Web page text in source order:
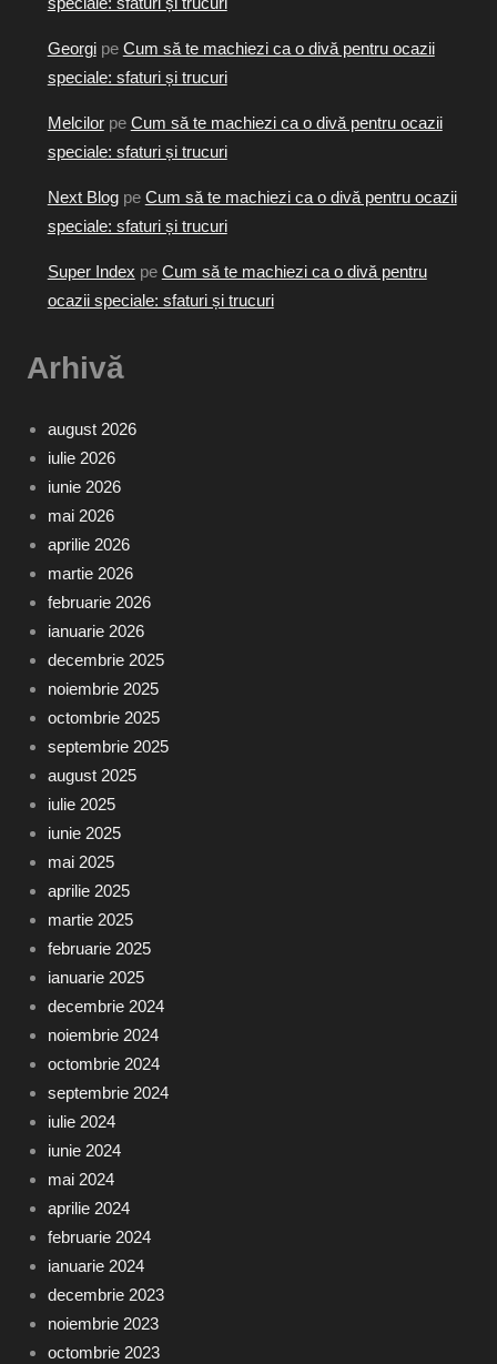
Georgipe Cum să te machiezi ca o divă pentru ocazii
speciale: sfaturi și trucuri
Melcilorpe Cum să te machiezi ca o divă pentru ocazii
speciale: sfaturi și trucuri
Next Blogpe Cum să te machiezi ca o divă pentru ocazii
speciale: sfaturi și trucuri
Super Index pe Cum să te machiezi ca o divă pentru
ocazii speciale: sfaturi și trucuri
Arhivă
august 2026
iulie 2026
iunie 2026
mai 2026
aprilie 2026
martie 2026
februarie 2026
ianuarie 2026
decembrie 2025
noiembrie 2025
octombrie 2025
septembrie 2025
august 2025
iulie 2025
iunie 2025
mai 2025
aprilie 2025
martie 2025
februarie 2025
ianuarie 2025
decembrie 2024
noiembrie 2024
octombrie 2024
septembrie 2024
iulie 2024
iunie 2024
mai 2024
aprilie 2024
februarie 2024
ianuarie 2024
decembrie 2023
noiembrie 2023
octombrie 2023